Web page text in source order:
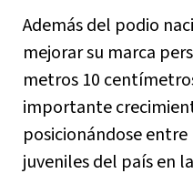
Además del podio
mejorar su marca
metros 10
importante
posicionándose
juveniles del país en